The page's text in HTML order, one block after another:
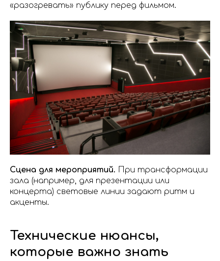
«разогревать» публику перед фильмом.
Сцена для мероприятий. При трансформации
зала (например, для презентации или
концерта) световые линии задают ритм и
акценты.
Технические нюансы,
которые важно знать